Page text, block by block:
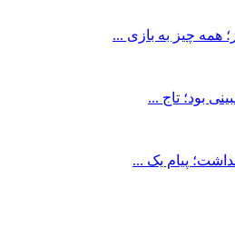
همه چیز به بازی ...
بود؛ تاج ...
پیام یک ...